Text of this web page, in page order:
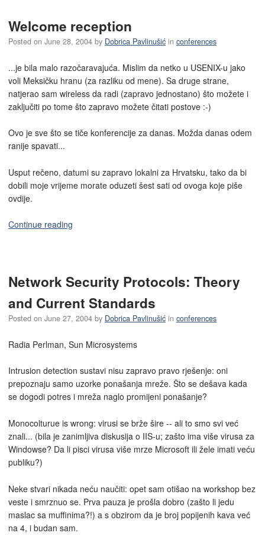
Welcome reception
Posted on June 28, 2004 by Dobrica Pavlinušić in conferences
...je bila malo razočaravajuća. Mislim da netko u USENIX-u jako
voli Meksičku hranu (za razliku od mene). Sa druge strane,
natjerao sam wireless da radi (zapravo jednostano) što možete i
zaključiti po tome što zapravo možete čitati postove :-)
Ovo je sve što se tiče konferencije za danas. Možda danas odem
ranije spavati...
Usput rečeno, datumi su zapravo lokalni za Hrvatsku, tako da bi
dobili moje vrijeme morate oduzeti šest sati od ovoga koje piše
ovdije.
Continue reading
Network Security Protocols: Theory
and Current Standards
Posted on June 27, 2004 by Dobrica Pavlinušić in conferences
Radia Perlman, Sun Microsystems
Intrusion detection sustavi nisu zapravo pravo rješenje: oni
prepoznaju samo uzorke ponašanja mreže. Što se dešava kada
se dogodi potres i mreža naglo promijeni ponašanje?
Monocolturue is wrong: virusi se brže šire -- ali to smo svi već
znali... (bila je zanimljiva diskusija o IIS-u; zašto ima više virusa za
Windowse? Da li pisci virusa više mrze Microsoft ili žele imati veću
publiku?)
Neke stvari nikada neću naučiti: opet sam otišao na workshop bez
veste i smrznuo se. Prva pauza je prošla dobro (zašto li jedu
maslac sa muffinima?!) a s obzirom da je broj popijenih kava već
na 4, i budan sam.